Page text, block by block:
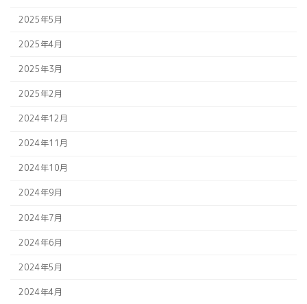
2025年5月
2025年4月
2025年3月
2025年2月
2024年12月
2024年11月
2024年10月
2024年9月
2024年7月
2024年6月
2024年5月
2024年4月